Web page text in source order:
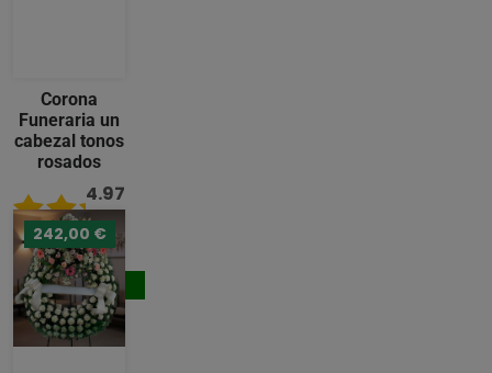
Corona
Funeraria un
cabezal tonos
rosados
4.97
/ 5
236,00 €
Comprar
242,00 €